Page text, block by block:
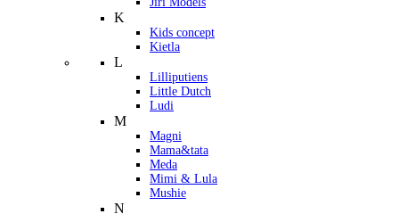
K
Kids concept
Kietla
L
Lilliputiens
Little Dutch
Ludi
M
Magni
Mama&tata
Meda
Mimi & Lula
Mushie
N